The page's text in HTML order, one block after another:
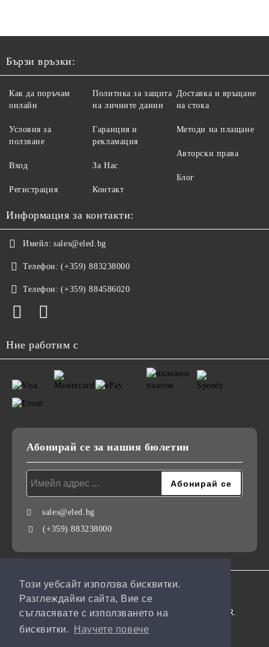
Този уебсайт използва бисквитки.
Разглеждайки сайта, Вие се
съгласявате с използването на
бисквитки.
Научете повече
Бързи връзки:
Как да поръчам
онлайн
Условия за
ползване
Вход
Регистрация
Политика за защита
на личните данни
Гаранция и
рекламация
За Нас
Контакт
Доставка и връщане
на стока
Методи на плащане
Авторски права
Блог
Информация за контакти:
Имейл: sales@eled.bg
Телефон: (+359) 883238000
Телефон: (+359) 884586020
Ние работим с
Абонирай се за нашия бюлетин
sales@eled.bg
(+359) 883238000
GDPR
Нашият онлайн магазин е 100% съобразен с GDPR.
Моите лични данни